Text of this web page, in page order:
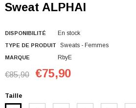
Sweat ALPHAI
DISPONIBILITÉ En stock
TYPE DE PRODUIT Sweats - Femmes
MARQUE RbyE
€85,90 €75,90
Taille